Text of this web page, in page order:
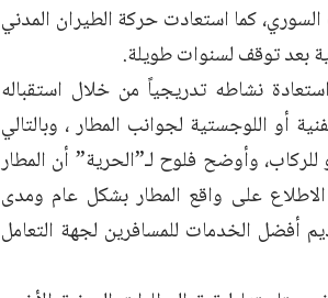
كما استعادت حركة الطيران المدني
بعد توقف لسنوات طويلة.
نشاطه تدريجياً من خلال استقباله
أو اللوجستية لجوانب المطار ، وبالتالي
وأوضح فلوح لـ”الحرية” أن المطار
على واقع المطار بشكل عام ومدى
أفضل الخدمات للمسافرين لجهة التعامل